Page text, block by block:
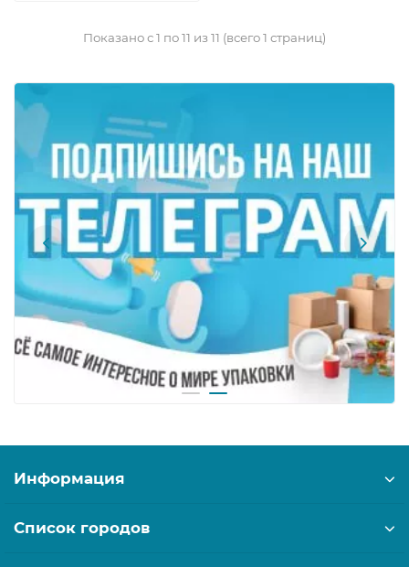
Показано с 1 по 11 из 11 (всего 1 страниц)
Информация
Список городов